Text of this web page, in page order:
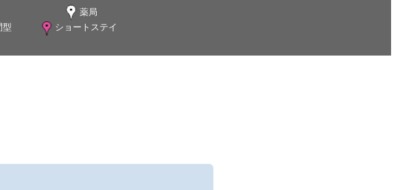
薬局
型
ショートステイ